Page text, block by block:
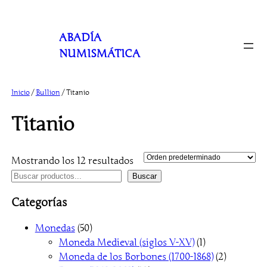
ABADÍA
NUMISMÁTICA
Inicio/Bullion / Titanio
Titanio
Mostrando los 12 resultados
B
s
Buscar
Categorías
Monedas 505
0
p
Moneda Medieval (siglos V-XV) 11
p
Moneda de los Borbones (1700-1868) 22